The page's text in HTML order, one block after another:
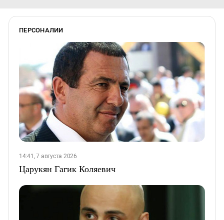
ПЕРСОНАЛИИ
14:41, 7 августа 2026
Царукян Гагик Коляевич